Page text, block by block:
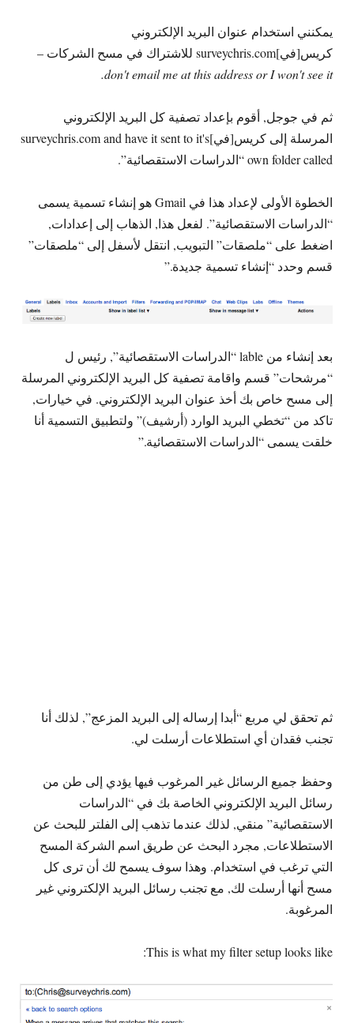
يمكنني استخدام عنوان البريد الإلكتروني
كريس[في]surveychris.com للاشتراك في مسح الشركات –
don't email me at this address or I won't see it
.
ثم في جوجل, أقوم بإعداد تصفية كل البريد الإلكتروني
المرسلة إلى كريس[في]surveychris.com and have it sent to it's
own folder called“الدراسات الاستقصائية”.
الخطوة الأولى لإعداد هذا في Gmail هو إنشاء تسمية يسمى
“الدراسات الاستقصائية”. لفعل هذا, الذهاب إلى إعدادات,
اضغط على “ملصقات” التبويب, انتقل لأسفل إلى “ملصقات”
قسم وحدد “إنشاء تسمية جديدة.”
بعد إنشاء من lable “الدراسات الاستقصائية”, رئيس ل
“مرشحات” قسم واقامة تصفية كل البريد الإلكتروني المرسلة
إلى مسح خاص بك أخذ عنوان البريد الإلكتروني. في خيارات,
تاكد من “تخطي البريد الوارد (أرشيف)” ولتطبيق التسمية أنا
خلقت يسمى “الدراسات الاستقصائية.”
ثم تحقق لي مربع “أبدا إرساله إلى البريد المزعج”, لذلك أنا
تجنب فقدان أي استطلاعات أرسلت لي.
وحفظ جميع الرسائل غير المرغوب فيها يؤدي إلى طن من
رسائل البريد الإلكتروني الخاصة بك في “الدراسات
الاستقصائية” منقي, لذلك عندما تذهب إلى الفلتر للبحث عن
الاستطلاعات, مجرد البحث عن طريق اسم الشركة المسح
التي ترغب في استخدام. وهذا سوف يسمح لك أن ترى كل
مسح أنها أرسلت لك, مع تجنب رسائل البريد الإلكتروني غير
المرغوبة.
This is what my filter setup looks like
: